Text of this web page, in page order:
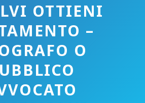
OTTIENI
–
O